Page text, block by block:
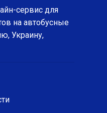
сервис для
на автобусные
Украину,